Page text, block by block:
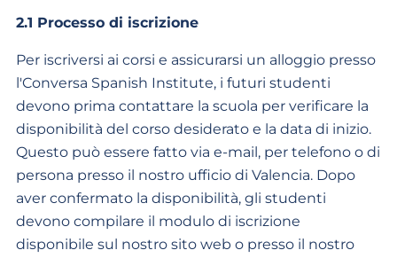
2.1 Processo di iscrizione
Per iscriversi ai corsi e assicurarsi un alloggio presso
l'Conversa Spanish Institute, i futuri studenti
devono prima contattare la scuola per verificare la
disponibilità del corso desiderato e la data di inizio.
Questo può essere fatto via e-mail, per telefono o di
persona presso il nostro ufficio di Valencia. Dopo
aver confermato la disponibilità, gli studenti
devono compilare il modulo di iscrizione
disponibile sul nostro sito web o presso il nostro